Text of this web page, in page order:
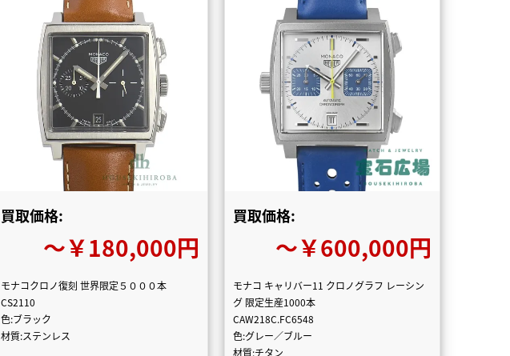
買取価格:
〜￥180,000円
モナコクロノ復刻 世界限定５０００本
CS2110
色:ブラック
材質:ステンレス
買取価格:
〜￥600,000円
モナコ キャリバー11 クロノグラフ レーシン
グ 限定生産1000本
CAW218C.FC6548
色:グレー／ブルー
材質:チタン